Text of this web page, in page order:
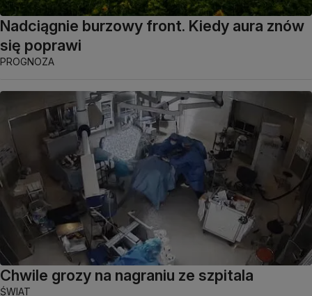
Nadciągnie burzowy front. Kiedy aura znów
się poprawi
PROGNOZA
Chwile grozy na nagraniu ze szpitala
ŚWIAT